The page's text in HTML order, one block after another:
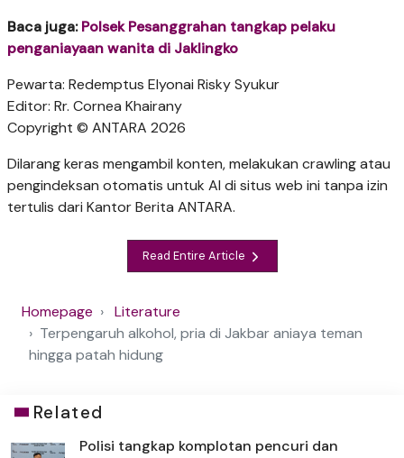
Baca juga:Polsek Pesanggrahan tangkap pelaku
penganiayaan wanita di Jaklingko
Pewarta: Redemptus Elyonai Risky Syukur
Editor: Rr. Cornea Khairany
Copyright © ANTARA 2026
Dilarang keras mengambil konten, melakukan crawling atau
pengindeksan otomatis untuk AI di situs web ini tanpa izin
tertulis dari Kantor Berita ANTARA.
Read Entire Article
Homepage
Literature
Terpengaruh alkohol, pria di Jakbar aniaya teman
hingga patah hidung
Related
Polisi tangkap komplotan pencuri dan